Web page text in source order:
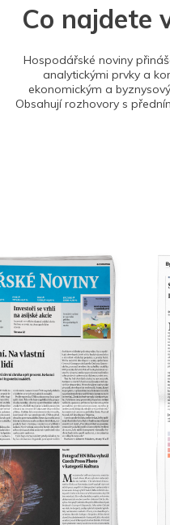
Co najdete
Hospodářské noviny
analytickými prvky a
ekonomickým a
Obsahují rozhovory s